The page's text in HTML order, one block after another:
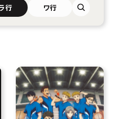
行 ワ行